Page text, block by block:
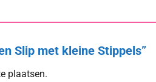
Slip met kleine Stippels”
plaatsen.